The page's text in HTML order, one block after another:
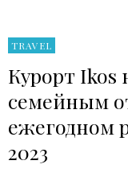
TRAVEL
Курорт
семейным
ежегодном
2023